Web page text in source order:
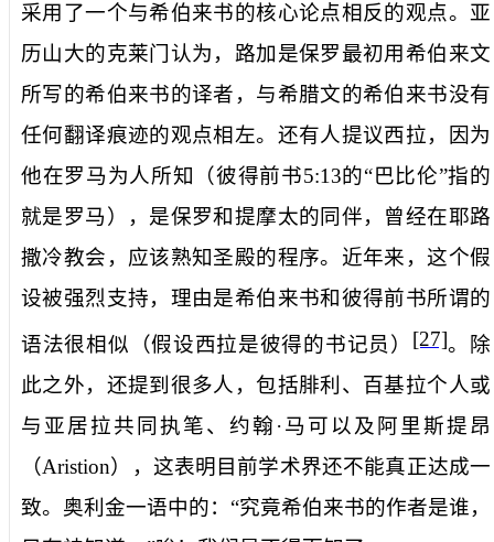
采用了一个与希伯来书的核心论点相反的观点。亚
历山大的克莱门认为，路加是保罗最初用希伯来文
所写的希伯来书的译者，与希腊文的希伯来书没有
任何翻译痕迹的观点相左。还有人提议西拉，因为
他在罗马为人所知（彼得前书5:13的“巴比伦”指的
就是罗马），是保罗和提摩太的同伴，曾经在耶路
撒冷教会，应该熟知圣殿的程序。近年来，这个假
设被强烈支持，理由是希伯来书和彼得前书所谓的
语法很相似（假设西拉是彼得的书记员） [27]。除
此之外，还提到很多人，包括腓利、百基拉个人或
与亚居拉共同执笔、约翰·马可以及 阿里斯提昂
（Aristion）
，这表明目前学术界还不能真正达成一
致。奥利金一语中的：“究竟希伯来书的作者是谁，